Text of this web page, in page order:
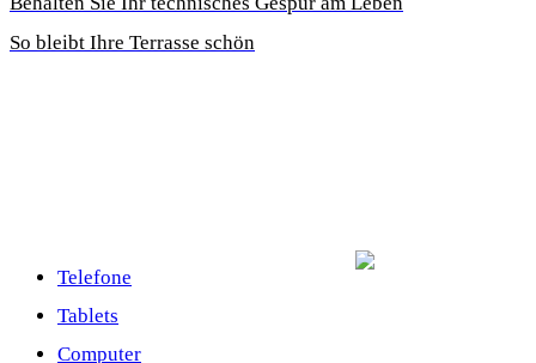
So bleibt Ihre Terrasse schön
Telefone
Tablets
Computer